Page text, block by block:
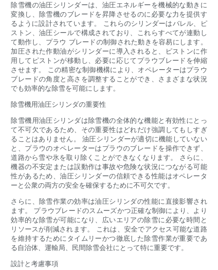
除雪機の油圧シリンダーは、油圧エネルギーを機械的な動きに
変換し、除雪機のブレードを昇降させるのに必要な力を提供す
るように設計されています。 これらのシリンダーはバレル、ピ
ストン、油圧シールで構成されており、これらすべてが連動し
て動作し、プラウ ブレードの制御された動きを容易にします。
加圧された作動油がシリンダーに導入されると、ピストンに作
用してピストンが移動し、必要に応じてプラウブレードを伸縮
させます。 この精密な制御機構により、オペレーターはプラウ
ブレードの角度と高さを調整することができ、さまざまな状況
でも効率的な除雪を可能にします。
除雪機用油圧シリンダの重要性
除雪機用油圧シリンダは除雪機の全体的な機能と有効性にとっ
て不可欠であるため、その重要性はどれだけ強調してもしすぎ
ることはありません。 油圧シリンダーが適切に機能していない
と、プラウのオペレーターはプラウのブレードを操作できず、
道路から雪や氷を取り除くことができなくなります。 さらに、
機器の不安定または誤動作は事故や危険な状況につながる可能
性があるため、油圧シリンダーの信頼できる性能はオペレータ
ーと公衆の両方の安全を確保するために不可欠です。
さらに、除雪作業の効率は油圧シリンダの性能に直接影響され
ます。 プラウブレードのスムーズかつ正確な制御により、より
効率的な除雪が可能になり、広いエリアの除雪に必要な時間と
リソースが削減されます。 これは、安全でアクセス可能な道路
を維持するためにタイムリーかつ徹底した除雪作業が重要であ
る自治体、運輸局、民間除雪会社にとって特に重要です。
設計と考慮事項